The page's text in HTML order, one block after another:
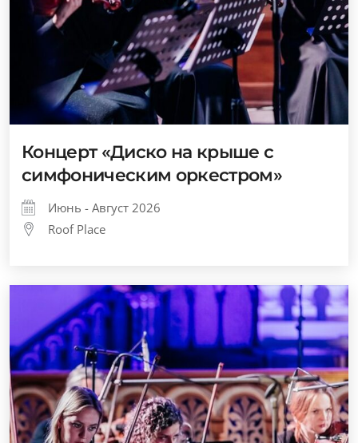
Концерт «Диско на крыше с
симфоническим оркестром»
Июнь - Август 2026
Roof Place